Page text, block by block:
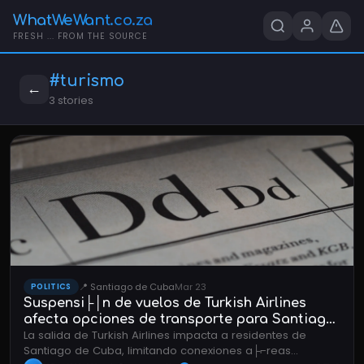
WhatWeWant.co.za
FRESH ... FROM THE SOURCE
← #turismo
3 stories
POLITICS 📍 Santiago de CubaMar 23
Suspensi├│n de vuelos de Turkish Airlines
afecta opciones de transporte para Santiago
de Cuba
La salida de Turkish Airlines impacta a residentes de
Santiago de Cuba, limitando conexiones a├⌐reas